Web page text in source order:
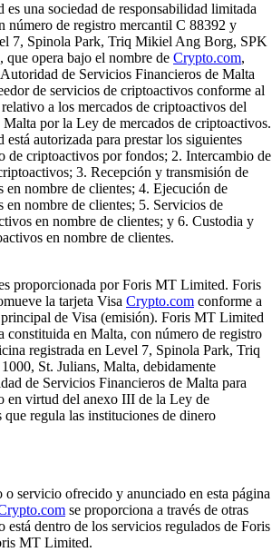
una sociedad de responsabilidad limitada
número de registro mercantil C 88392 y
7, Spinola Park, Triq Mikiel Ang Borg, SPK
que opera bajo el nombre de Crypto.com,
de Servicios Financieros de Malta
de servicios de criptoactivos conforme al
a los mercados de criptoactivos del
por la Ley de mercados de criptoactivos.
autorizada para prestar los siguientes
de criptoactivos por fondos; 2. Intercambio de
3. Recepción y transmisión de
en nombre de clientes; 4. Ejecución de
en nombre de clientes; 5. Servicios de
en nombre de clientes; y 6. Custodia y
en nombre de clientes.
proporcionada por Foris MT Limited. Foris
la tarjeta Visa Crypto.com conforme a
de Visa (emisión). Foris MT Limited
constituida en Malta, con número de registro
registrada en Level 7, Spinola Park, Triq
St. Julians, Malta, debidamente
de Servicios Financieros de Malta para
en virtud del anexo III de la Ley de
regula las instituciones de dinero
servicio ofrecido y anunciado en esta página
se proporciona a través de otras
está dentro de los servicios regulados de Foris
MT Limited.